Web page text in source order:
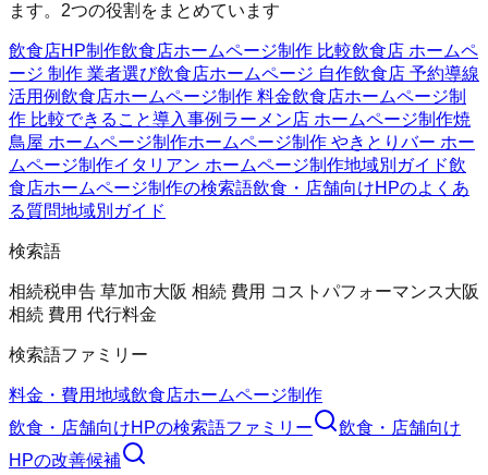
ます。2つの役割をまとめています
飲食店HP制作飲食店ホームページ制作 比較飲食店 ホームペ
ージ 制作 業者選び飲食店ホームページ 自作飲食店 予約導線
活用例飲食店ホームページ制作 料金飲食店ホームページ制
作 比較できること導入事例 ラーメン店 ホームページ制作焼
鳥屋 ホームページ制作ホームページ制作 やきとり バー ホー
ムページ制作イタリアン ホームページ制作地域別ガイド飲
食店ホームページ制作の検索語飲食・店舗向けHPのよくあ
る質問地域別ガイド
検索語
相続税申告 草加市大阪 相続 費用 コストパフォーマンス大阪
相続 費用 代行料金
検索語ファミリー
料金・費用地域飲食店ホームページ制作
飲食・店舗向けHPの検索語ファミリー
飲食・店舗向け
HPの改善候補